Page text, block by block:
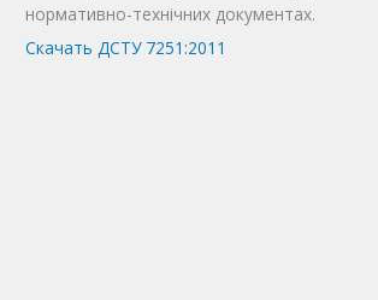
нормативно-технічних документах.
Скачать ДСТУ 7251:2011